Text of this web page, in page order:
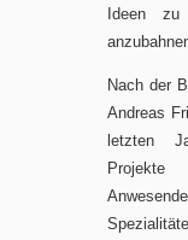
Ideen zu
Nach der
Andreas
letzten